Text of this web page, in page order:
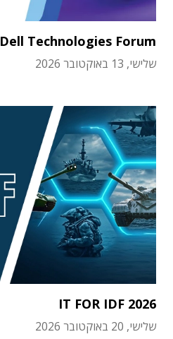
Dell Technologies Forum
שלישי, 13 באוקטובר 2026
IT FOR IDF 2026
שלישי, 20 באוקטובר 2026